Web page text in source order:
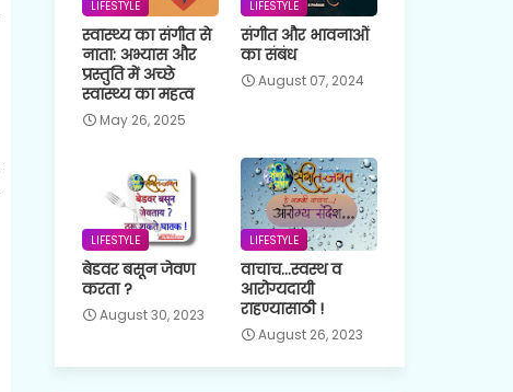
LIFESTYLE
स्वास्थ्य का संगीत से
नाता: अभ्यास और
प्रस्तुति में अच्छे
स्वास्थ्य का महत्व
May 26, 2025
LIFESTYLE
संगीत और भावनाओं
का संबंध
August 07, 2024
LIFESTYLE
बेडवर बसून जेवण
करता ?
August 30, 2023
LIFESTYLE
वाचाच...स्वस्थ व
आरोग्यदायी
राहण्यासाठी !
August 26, 2023